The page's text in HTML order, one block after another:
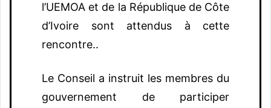
l’UEMOA et de la République de Côte
d’Ivoire sont attendus à cette
rencontre..
Le Conseil a instruit les membres du
gouvernement de participer